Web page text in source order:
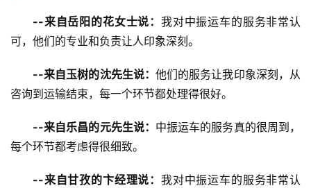
--来自岳阳的花女士说： 我对中振运车的服务非常认
可，他们的专业和负责让人印象深刻。
--来自玉树的沈先生说： 他们的服务让我印象深刻，从
咨询到运输结束，每一个环节都处理得很好。
--来自乐昌的元先生说： 中振运车的服务真的很周到，
每个环节都考虑得很细致。
--来自甘孜的卞经理说： 我对中振运车的服务非常认